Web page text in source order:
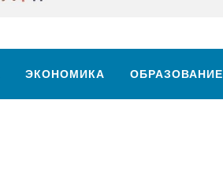
ЭКОНОМИКА ОБРАЗОВАНИЕ